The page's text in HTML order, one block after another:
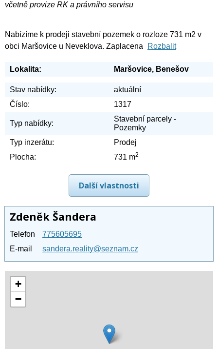
včetně provize RK a právního servisu
Nabízíme k prodeji stavební pozemek o rozloze 731 m2 v
obci Maršovice u Neveklova. Zaplacena
Rozbalit
Lokalita: Maršovice, Benešov
Stav nabídky:
aktuální
Číslo:
1317
Typ nabídky:
Stavební parcely -
Pozemky
Typ inzerátu:
Prodej
Plocha:
731 m2
Další vlastnosti
Zdeněk Šandera
Telefon
775605695
E-mail
sandera.reality@seznam.cz
+
−